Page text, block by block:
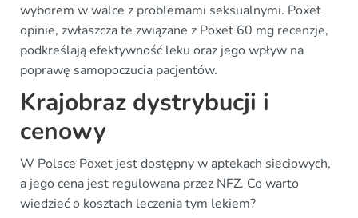
wyborem w walce z problemami seksualnymi. Poxet
opinie, zwłaszcza te związane z Poxet 60 mg recenzje,
podkreślają efektywność leku oraz jego wpływ na
poprawę samopoczucia pacjentów.
Krajobraz dystrybucji i
cenowy
W Polsce Poxet jest dostępny w aptekach sieciowych,
a jego cena jest regulowana przez NFZ. Co warto
wiedzieć o kosztach leczenia tym lekiem?